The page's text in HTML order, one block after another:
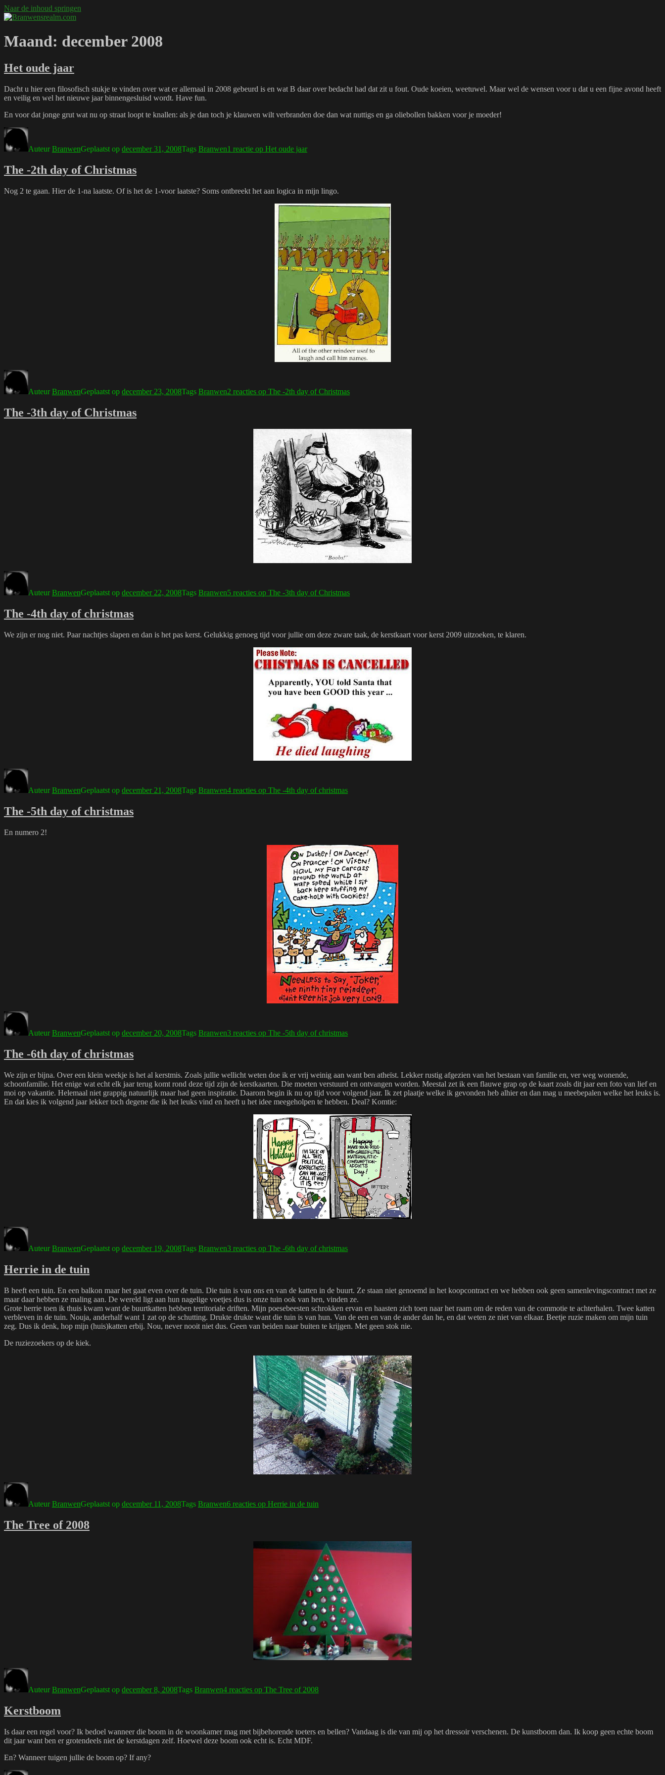
Naar de inhoud springen
Maand: december 2008
Het oude jaar
Dacht u hier een filosofisch stukje te vinden over wat er allemaal in 2008 gebeurd is en wat B daar over bedacht had dat zit u fout. Oude koeien, weetuwel. Maar wel de wensen voor u dat u een fijne avond heeft
en veilig en wel het nieuwe jaar binnengesluisd wordt. Have fun.
En voor dat jonge grut wat nu op straat loopt te knallen: als je dan toch je klauwen wilt verbranden doe dan wat nuttigs en ga oliebollen bakken voor je moeder!
AuteurBranwenGeplaatst op december 31, 2008Tags Branwen1 reactie op Het oude jaar
The -2th day of Christmas
Nog 2 te gaan. Hier de 1-na laatste. Of is het de 1-voor laatste? Soms ontbreekt het aan logica in mijn lingo.
AuteurBranwenGeplaatst op december 23, 2008Tags Branwen2 reacties op The -2th day of Christmas
The -3th day of Christmas
AuteurBranwenGeplaatst op december 22, 2008Tags Branwen5 reacties op The -3th day of Christmas
The -4th day of christmas
We zijn er nog niet. Paar nachtjes slapen en dan is het pas kerst. Gelukkig genoeg tijd voor jullie om deze zware taak, de kerstkaart voor kerst 2009 uitzoeken, te klaren.
AuteurBranwenGeplaatst op december 21, 2008Tags Branwen4 reacties op The -4th day of christmas
The -5th day of christmas
En numero 2!
AuteurBranwenGeplaatst op december 20, 2008Tags Branwen3 reacties op The -5th day of christmas
The -6th day of christmas
We zijn er bijna. Over een klein weekje is het al kerstmis. Zoals jullie wellicht weten doe ik er vrij weinig aan want ben atheïst. Lekker rustig afgezien van het bestaan van familie en, ver weg wonende,
schoonfamilie. Het enige wat echt elk jaar terug komt rond deze tijd zijn de kerstkaarten. Die moeten verstuurd en ontvangen worden. Meestal zet ik een flauwe grap op de kaart zoals dit jaar een foto van lief en
moi op vakantie. Helemaal niet grappig natuurlijk maar had geen inspiratie. Daarom begin ik nu op tijd voor volgend jaar. Ik zet plaatje welke ik gevonden heb alhier en dan mag u meebepalen welke het leuks is.
En dat kies ik volgend jaar lekker toch degene die ik het leuks vind en heeft u het idee meegeholpen te hebben. Deal? Komtie:
AuteurBranwenGeplaatst op december 19, 2008Tags Branwen3 reacties op The -6th day of christmas
Herrie in de tuin
B heeft een tuin. En een balkon maar het gaat even over de tuin. Die tuin is van ons en van de katten in de buurt. Ze staan niet genoemd in het koopcontract en we hebben ook geen samenlevingscontract met ze
maar daar hebben ze maling aan. De wereld ligt aan hun nagelige voetjes dus is onze tuin ook van hen, vinden ze.
Grote herrie toen ik thuis kwam want de buurtkatten hebben territoriale driften. Mijn poesebeesten schrokken ervan en haasten zich toen naar het raam om de reden van de commotie te achterhalen. Twee katten
verbleven in de tuin. Nouja, anderhalf want 1 zat op de schutting. Drukte drukte want die tuin is van hun. Van de een en van de ander dan he, en dat weten ze niet van elkaar. Beetje ruzie maken om mijn tuin
zeg. Dus ik denk, hop mijn (huis)katten erbij. Nou, never nooit niet dus. Geen van beiden naar buiten te krijgen. Met geen stok nie.
De ruziezoekers op de kiek.
AuteurBranwenGeplaatst op december 11, 2008Tags Branwen6 reacties op Herrie in de tuin
The Tree of 2008
AuteurBranwenGeplaatst op december 8, 2008Tags Branwen4 reacties op The Tree of 2008
Kerstboom
Is daar een regel voor? Ik bedoel wanneer die boom in de woonkamer mag met bijbehorende toeters en bellen? Vandaag is die van mij op het dressoir verschenen. De kunstboom dan. Ik koop geen echte boom
dit jaar want ben er grotendeels niet de kerstdagen zelf. Hoewel deze boom ook echt is. Echt MDF.
En? Wanneer tuigen jullie de boom op? If any?